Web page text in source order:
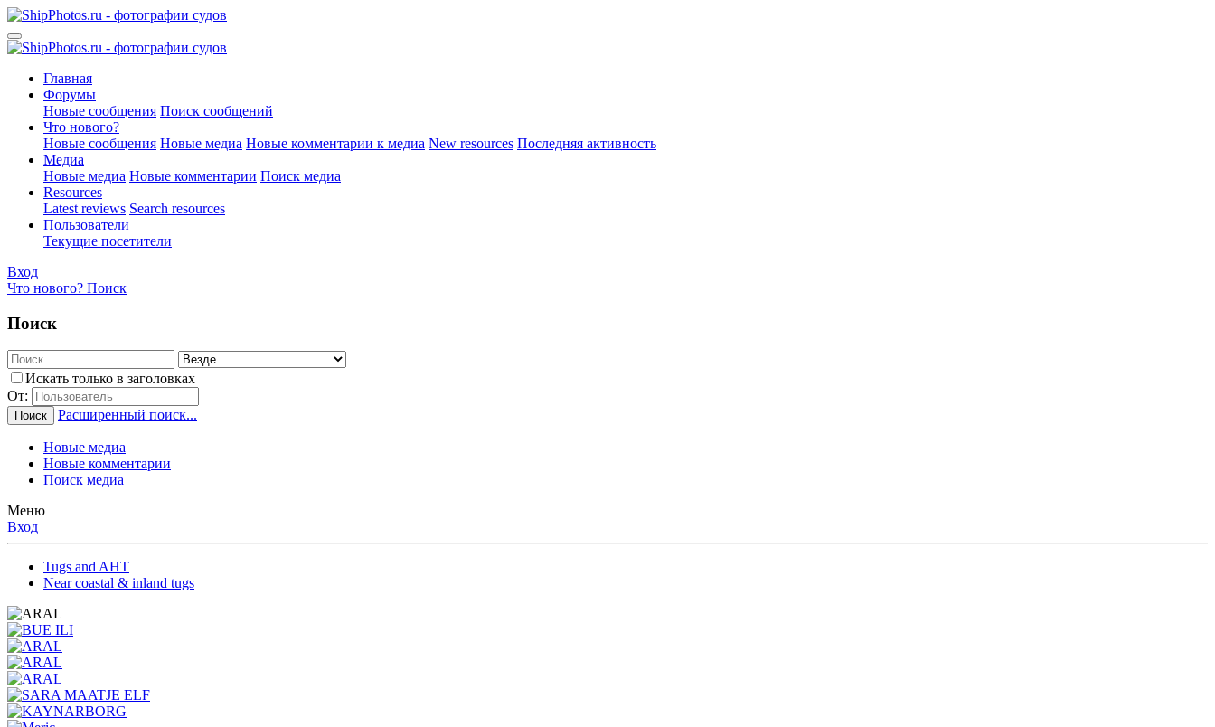
Главная
Форумы
Новые сообщения Поиск сообщений
Что нового?
Новые сообщения Новые медиа Новые комментарии к медиа New resources Последняя активность
Медиа
Новые медиа Новые комментарии Поиск медиа
Resources
Latest reviews Search resources
Пользователи
Текущие посетители
Вход
Что нового? Поиск
Поиск
Искать только в заголовках
От:
Поиск Расширенный поиск...
Новые медиа
Новые комментарии
Поиск медиа
Меню
Вход
Tugs and AHT
Near coastal & inland tugs